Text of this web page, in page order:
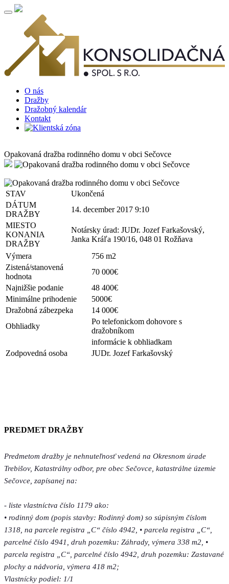
O nás
Dražby
Dražobný kalendár
Kontakt
Opakovaná dražba rodinného domu v obci Sečovce
STAV
Ukončená
DÁTUM
DRAŽBY
14. december 2017 9:10
MIESTO
KONANIA
DRAŽBY
Notársky úrad: JUDr. Jozef Farkašovský,
Janka Kráľa 190/16, 048 01 Rožňava
Výmera
756 m2
Zistená/stanovená
hodnota
70 000€
Najnižšie podanie
48 400€
Minimálne prihodenie
5000€
Dražobná zábezpeka
14 000€
Obhliadky
Po telefonickom dohovore s
dražobníkom
informácie k obhliadkam
Zodpovedná osoba
JUDr. Jozef Farkašovský
PREDMET DRAŽBY
Predmetom dražby je nehnuteľnosť vedená na Okresnom úrade
Trebišov, Katastrálny odbor, pre obec Sečovce, katastrálne územie
Sečovce, zapísanej na:
- liste vlastníctva číslo 1179 ako:
• rodinný dom (popis stavby: Rodinný dom) so súpisným číslom
1318, na parcele registra „C“ číslo 4942, • parcela registra „C“,
parcelné číslo 4941, druh pozemku: Záhrady, výmera 338 m2, •
parcela registra „C“, parcelné číslo 4942, druh pozemku: Zastavané
plochy a nádvoria, výmera 418 m2;
Vlastnícky podiel: 1/1